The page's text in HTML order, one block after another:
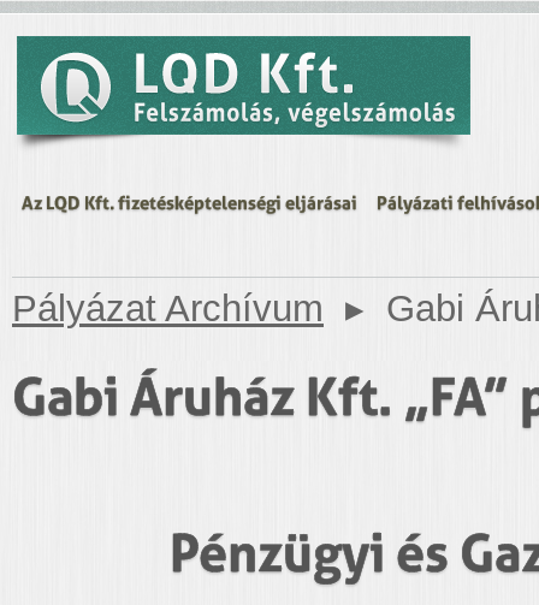
Az LQD Kft. fizetésképtelenségi eljárásai Pályázati
Pályázat Archívum ▸ Gabi
Gabi Áruház Kft.
Pénzügyi és